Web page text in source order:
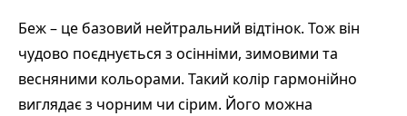
Беж – це базовий нейтральний відтінок. Тож він
чудово поєднується з осінніми, зимовими та
весняними кольорами. Такий колір гармонійно
виглядає з чорним чи сірим. Його можна